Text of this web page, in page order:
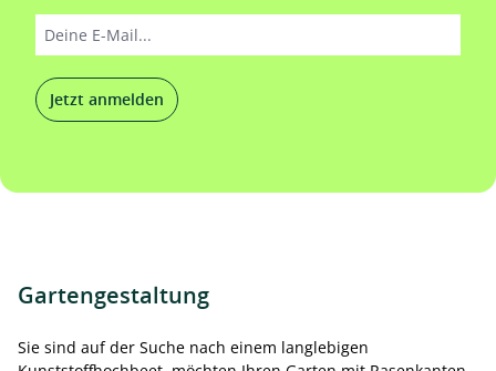
Jetzt anmelden
Gartengestaltung
Sie sind auf der Suche nach einem langlebigen